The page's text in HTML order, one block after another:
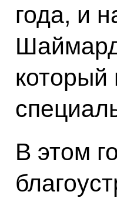
года, и
который
В этом